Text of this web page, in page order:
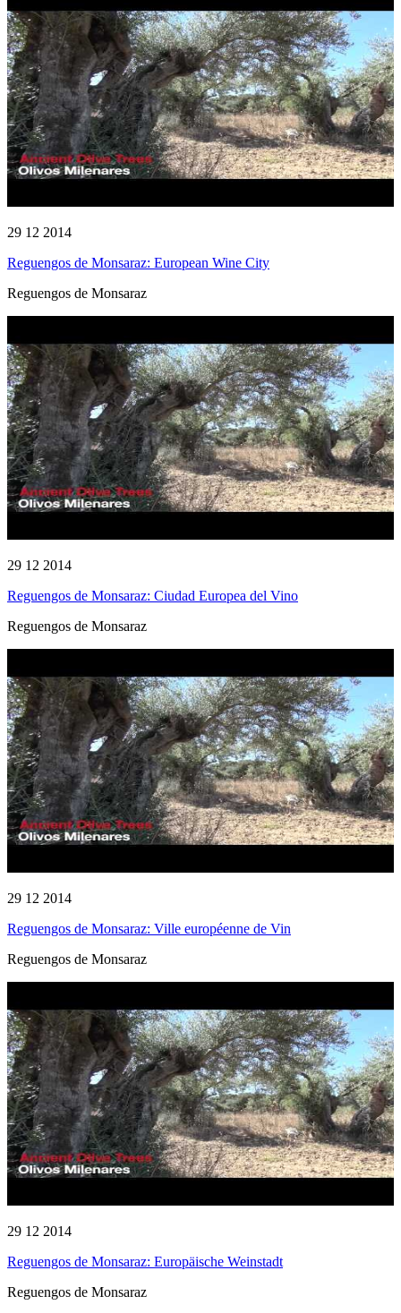
29 12 2014
Reguengos de Monsaraz: European Wine City
Reguengos de Monsaraz
29 12 2014
Reguengos de Monsaraz: Ciudad Europea del Vino
Reguengos de Monsaraz
29 12 2014
Reguengos de Monsaraz: Ville européenne de Vin
Reguengos de Monsaraz
29 12 2014
Reguengos de Monsaraz: Europäische Weinstadt
Reguengos de Monsaraz